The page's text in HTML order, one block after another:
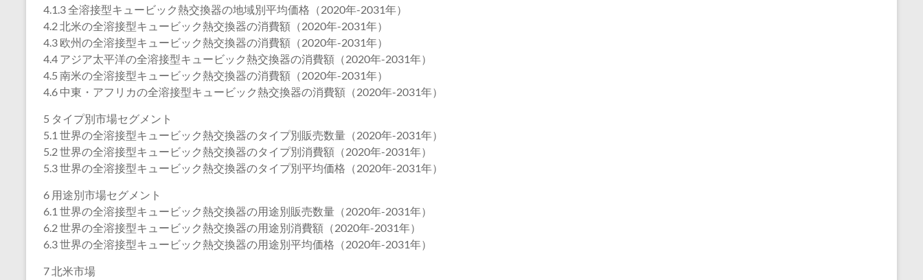
4.1.3 全溶接型キュービック熱交換器の地域別平均価格（2020年-2031年）
4.2 北米の全溶接型キュービック熱交換器の消費額（2020年-2031年）
4.3 欧州の全溶接型キュービック熱交換器の消費額（2020年-2031年）
4.4 アジア太平洋の全溶接型キュービック熱交換器の消費額（2020年-2031年）
4.5 南米の全溶接型キュービック熱交換器の消費額（2020年-2031年）
4.6 中東・アフリカの全溶接型キュービック熱交換器の消費額（2020年-2031年）
5 タイプ別市場セグメント
5.1 世界の全溶接型キュービック熱交換器のタイプ別販売数量（2020年-2031年）
5.2 世界の全溶接型キュービック熱交換器のタイプ別消費額（2020年-2031年）
5.3 世界の全溶接型キュービック熱交換器のタイプ別平均価格（2020年-2031年）
6 用途別市場セグメント
6.1 世界の全溶接型キュービック熱交換器の用途別販売数量（2020年-2031年）
6.2 世界の全溶接型キュービック熱交換器の用途別消費額（2020年-2031年）
6.3 世界の全溶接型キュービック熱交換器の用途別平均価格（2020年-2031年）
7 北米市場